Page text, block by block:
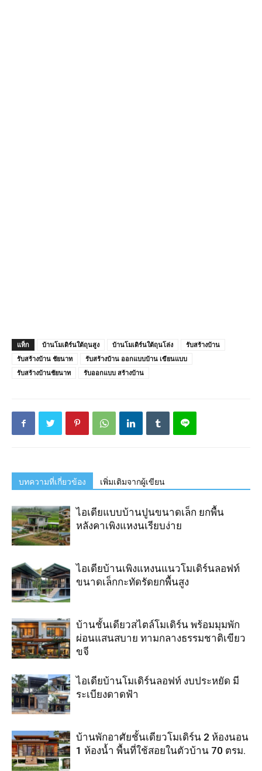
แท็ก บ้านโมเดิร์นใต้ถุนสูง บ้านโมเดิร์นใต้ถุนโล่ง
รับสร้างบ้าน
รับสร้างบ้าน ชัยนาท
รับสร้างบ้าน ออกแบบบ้าน เขียนแบบ
รับสร้างบ้านชัยนาท
รับออกแบบ สร้างบ้าน
บทความที่เกี่ยวข้อง เพิ่มเติมจากผู้เขียน
ไอเดียแบบบ้านปูนขนาดเล็ก ยกพื้น
หลังคาเพิงแหงนเรียบง่าย
ไอเดียบ้านเพิงแหงนแนวโมเดิร์นลอฟท์
ขนาดเล็กกะทัดรัดยกพื้นสูง
บ้านชั้นเดียวสไตล์โมเดิร์น พร้อมมุมพัก
ผ่อนแสนสบาย ทามกลางธรรมชาติเขียว
ขจี
ไอเดียบ้านโมเดิร์นลอฟท์ งบประหยัด มี
ระเบียงดาดฟ้า
บ้านพักอาศัยชั้นเดียวโมเดิร์น 2 ห้องนอน
1 ห้องน้ำ พื้นที่ใช้สอยในตัวบ้าน 70 ตรม.